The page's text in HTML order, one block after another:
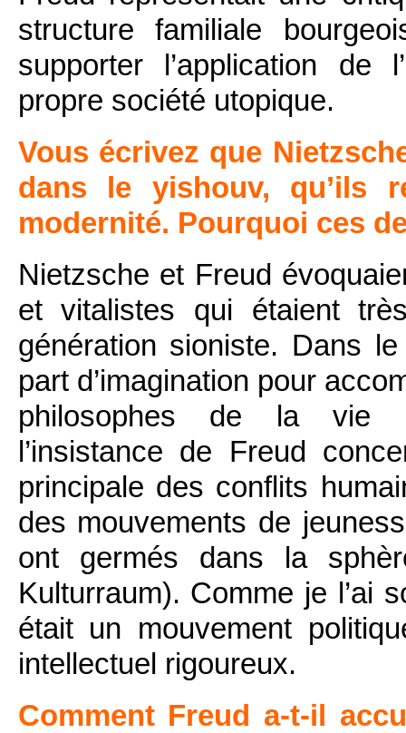
structure familiale
supporter l’application de
propre société utopique.
Vous écrivez que
dans le yishouv, qu’ils
modernité. Pourquoi ces
Nietzsche et Freud
et vitalistes qui étaient
génération sioniste. Dans
part d’imagination pour
philosophes de la vie
l’insistance de Freud
principale des conflits
des mouvements de
ont germés dans la
Kulturraum). Comme je l’ai
était un mouvement
intellectuel rigoureux.
Comment Freud a-t-il